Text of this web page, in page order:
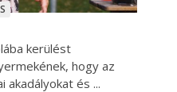
kerülést
hogy az
akadályokat és